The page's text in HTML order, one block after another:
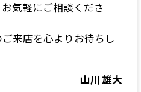
気軽にご相談くださ
来店を心よりお待ちし
山川 雄大